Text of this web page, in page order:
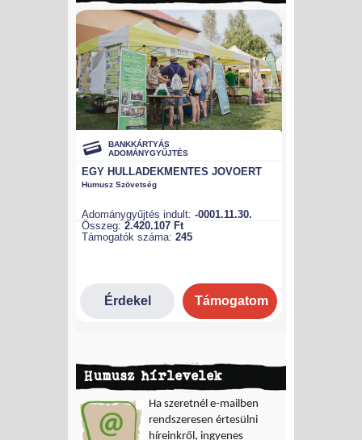
Humusz hírlevelek
Ha szeretnél e-mailben
rendszeresen értesülni
híreinkről, ingyenes